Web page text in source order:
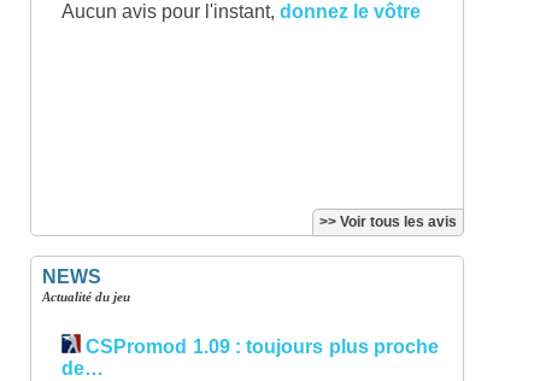
Aucun avis pour l'instant, donnez le vôtre
>> Voir tous les avis
NEWS
Actualité du jeu
CSPromod 1.09 : toujours plus proche
de…